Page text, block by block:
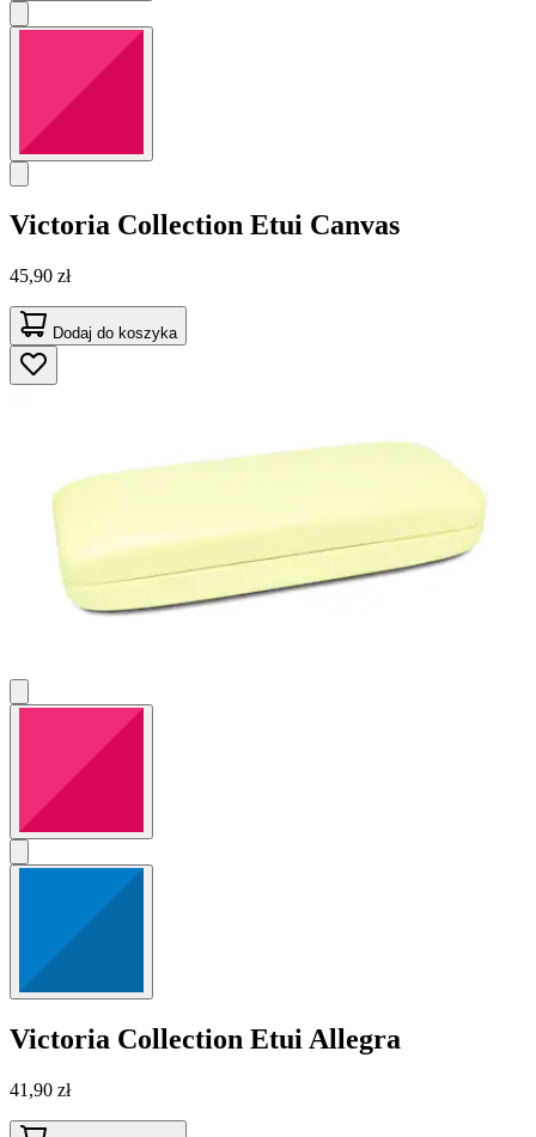
Victoria Collection Etui Canvas
45,90 zł
Dodaj do koszyka
Victoria Collection Etui Allegra
41,90 zł